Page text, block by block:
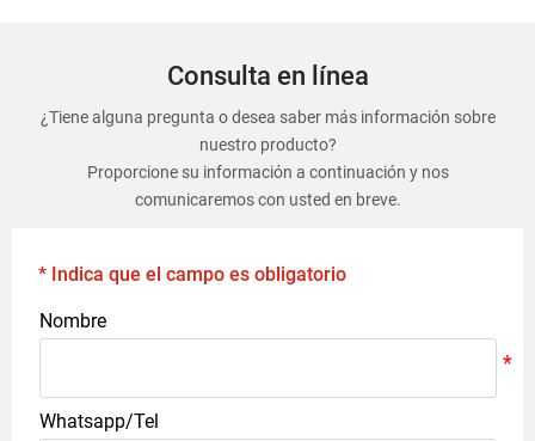
Consulta en línea
¿Tiene alguna pregunta o desea saber más información sobre
nuestro producto?
Proporcione su información a continuación y nos
comunicaremos con usted en breve.
* Indica que el campo es obligatorio
Nombre
Whatsapp/Tel